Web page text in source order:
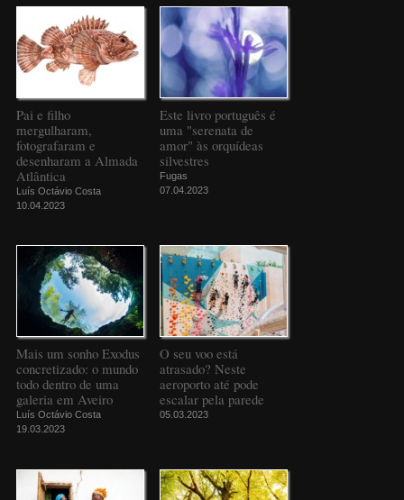
Pai e filho
mergulharam,
fotografaram e
desenharam a Almada
Atlântica
Luís Octávio Costa
10.04.2023
Este livro português é
uma "serenata de
amor" às orquídeas
silvestres
Fugas
07.04.2023
Mais um sonho Exodus
concretizado: o mundo
todo dentro de uma
galeria em Aveiro
Luís Octávio Costa
19.03.2023
O seu voo está
atrasado? Neste
aeroporto até pode
escalar pela parede
05.03.2023